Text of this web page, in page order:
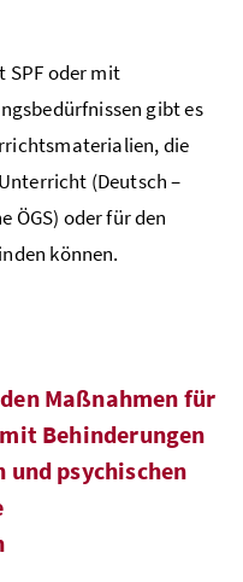
SPFoder mit
gibt es
die
(Deutsch –
ÖGS) oder für den
können.
Maßnahmen für
Behinderungen
psychischen